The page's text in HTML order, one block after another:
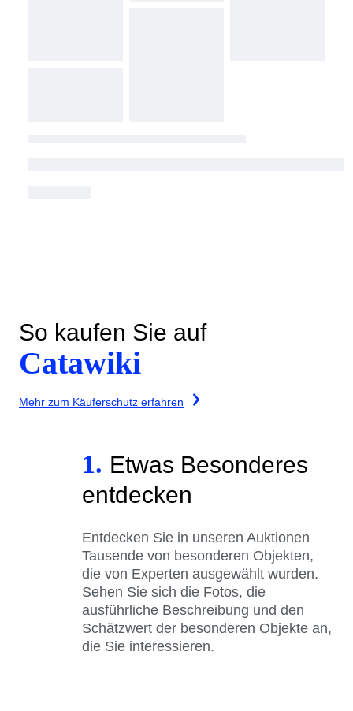
So kaufen Sie auf
Catawiki
Mehr zum Käuferschutz erfahren
1. Etwas Besonderes
entdecken
Entdecken Sie in unseren Auktionen
Tausende von besonderen Objekten,
die von Experten ausgewählt wurden.
Sehen Sie sich die Fotos, die
ausführliche Beschreibung und den
Schätzwert der besonderen Objekte an,
die Sie interessieren.